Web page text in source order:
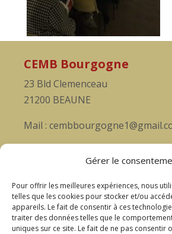
Gérer le
Pour offrir les meilleures expériences, nous
telles que les cookies pour stocker et/ou
appareils. Le fait de consentir à ces
traiter des données telles que le
uniques sur ce site. Le fait de ne pas consentir
CEMB Bourgogne
23 Bld Clemenceau
21200 BEAUNE
Mail :
Soutenez nous
aventure musicale et passionnée!
Accèder au formulaire